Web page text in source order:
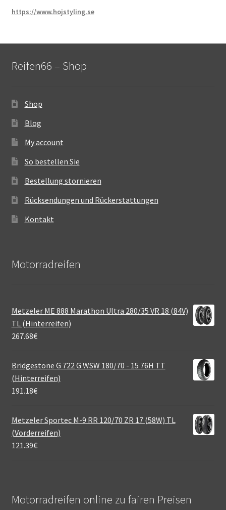
https://www.hojstyling.se
Reifen66 – Shop
Shop
Blog
My account
So bestellen Sie
Bestellung stornieren
Rücksendungen und Rückerstattungen
Kontakt
Motorradreifen
Metzeler ME 888 Marathon Ultra 280/35 VR 18 (84V)
TL (Hinterreifen)
267.68€
Bridgestone G 722 G WSW 180/70 - 15 76H TT
(Hinterreifen)
191.18€
Metzeler Sportec M-9 RR 120/70 ZR 17 (58W) TL
(Vorderreifen)
121.39€
Motorradreifen online zu fairen Preisen